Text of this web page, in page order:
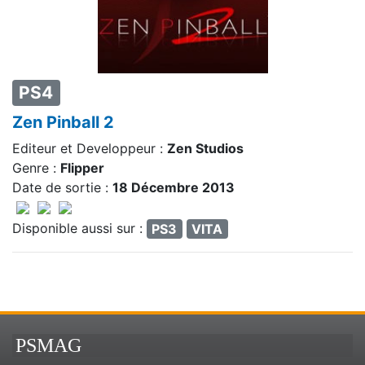
PS4
Zen Pinball 2
Editeur et Developpeur : Zen Studios
Genre : Flipper
Date de sortie : 18 Décembre 2013
Disponible aussi sur : PS3 VITA
PSMAG